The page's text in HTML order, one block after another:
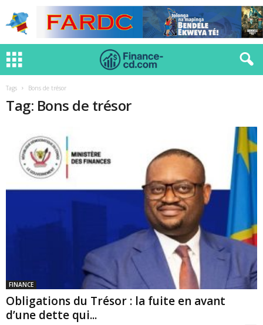
Tags Bons de trésor
Tag: Bons de trésor
FINANCE
Obligations du Trésor : la fuite en avant
d’une dette qui...